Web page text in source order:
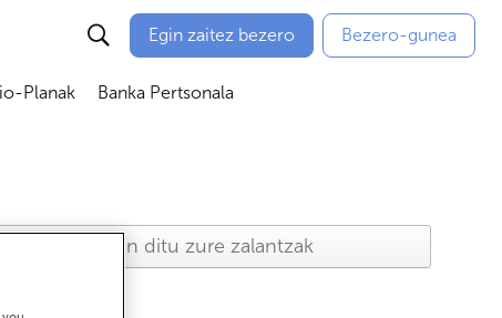
Egin zaitez bezero Bezero-gunea
Planak
Abrir submenú
Banka Pertsonala